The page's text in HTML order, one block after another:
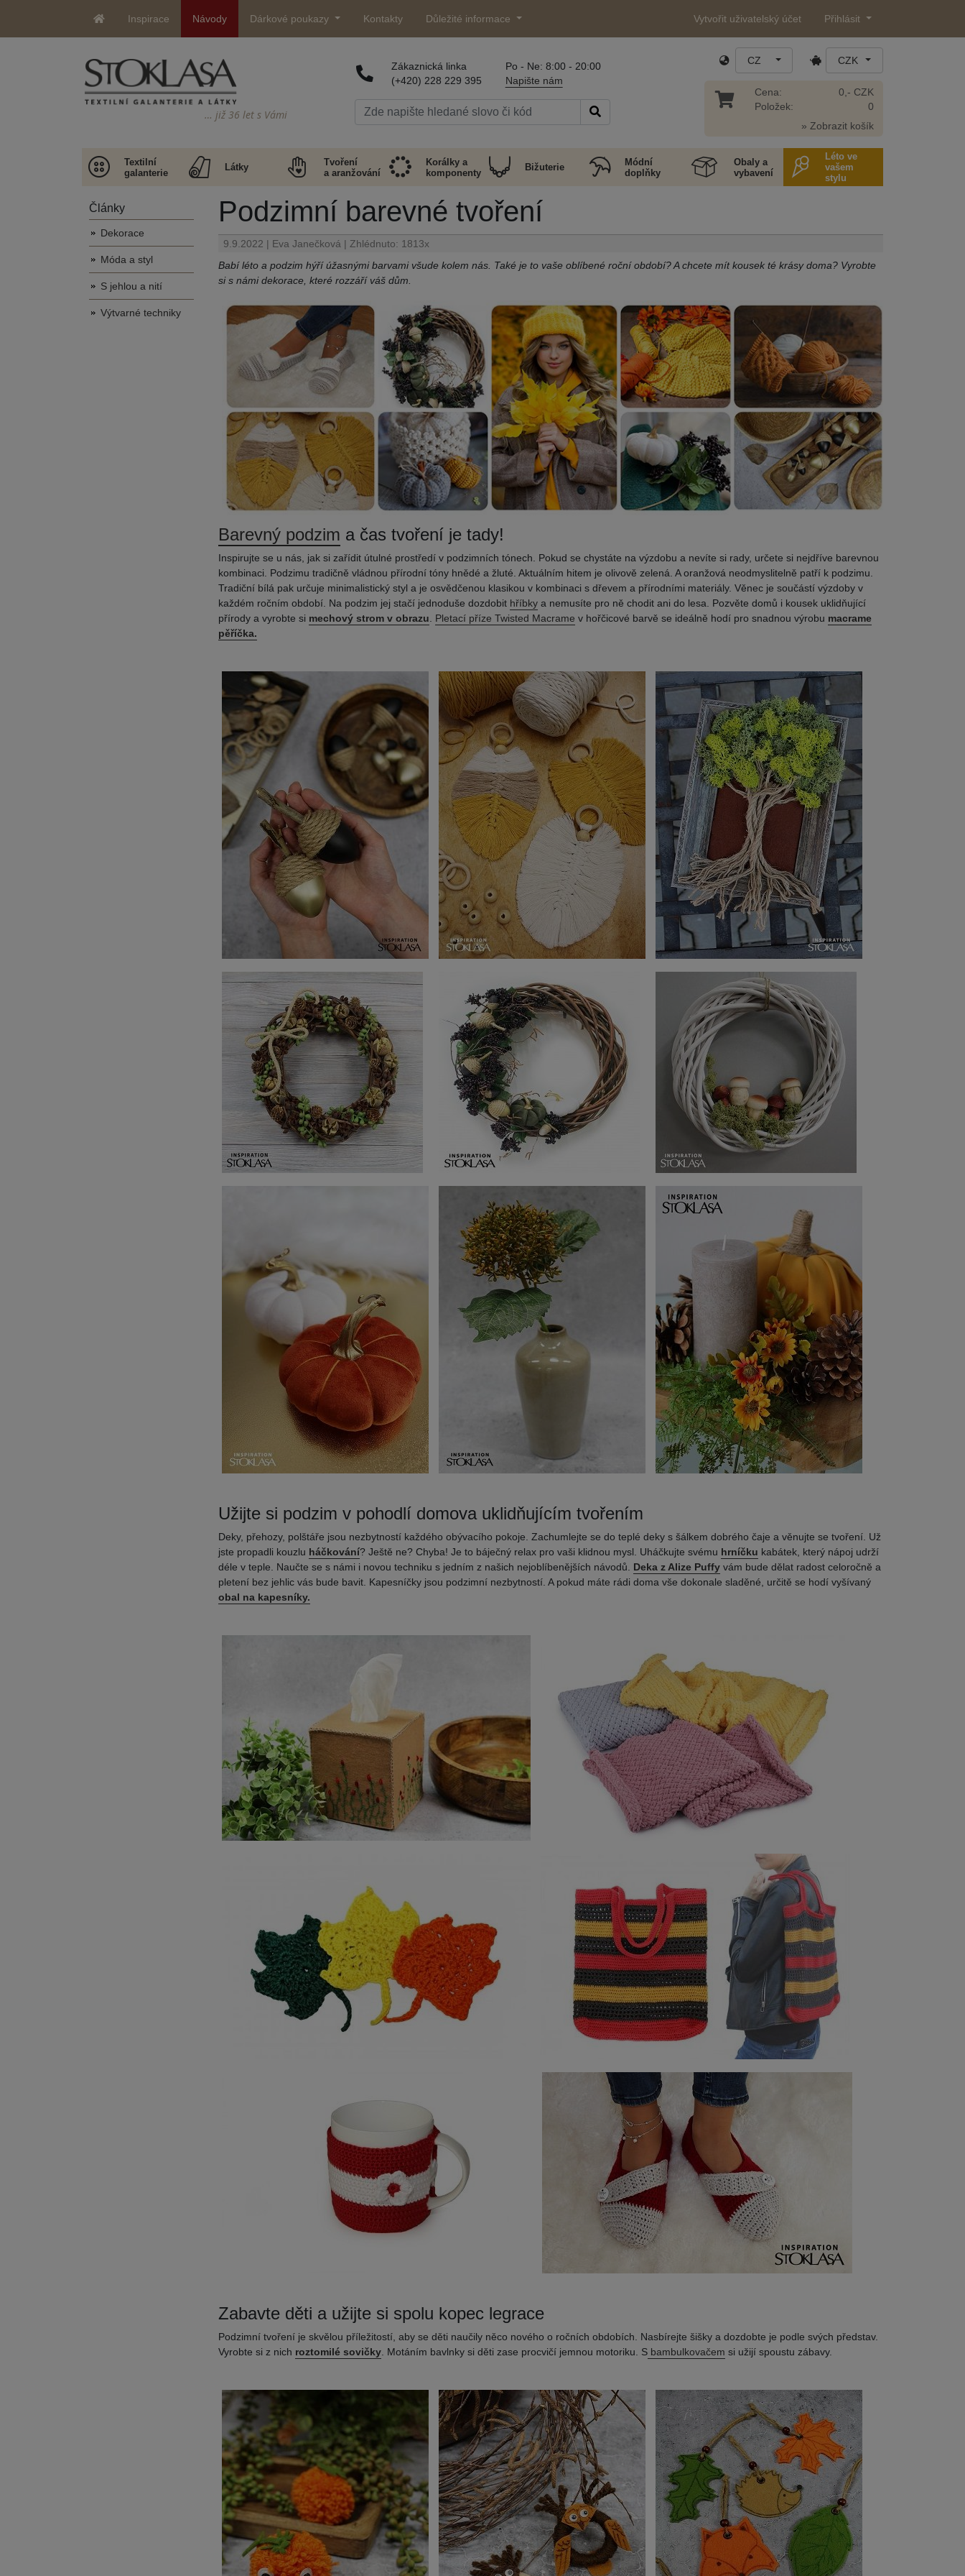
Inspirace Návody Dárkové poukazy Kontakty Důležité informace Vytvořit uživatelský účet Přihlásit
… již 36 let s Vámi
Zákaznická linka
(+420) 228 229 395
Po - Ne: 8:00 - 20:00
Napište nám
CZ CZK
Cena:
Položek:
0,- CZK
0
» Zobrazit košík
Textilní
galanterie
Látky
Tvoření
a aranžování
Korálky a
komponenty
Bižuterie
Módní
doplňky
Obaly a
vybavení
Léto ve
vašem
stylu
Články
Dekorace
Móda a styl
S jehlou a nití
Výtvarné techniky
Podzimní barevné tvoření
9.9.2022 | Eva Janečková | Zhlédnuto: 1813x
Babí léto a podzim hýří úžasnými barvami všude kolem nás. Také je to vaše oblíbené roční období? A chcete mít kousek té krásy doma? Vyrobte
si s námi dekorace, které rozzáří váš dům.
Barevný podzim a čas tvoření je tady!
Inspirujte se u nás, jak si zařídit útulné prostředí v podzimních tónech. Pokud se chystáte na výzdobu a nevíte si rady, určete si nejdříve barevnou
kombinaci. Podzimu tradičně vládnou přírodní tóny hnědé a žluté. Aktuálním hitem je olivově zelená. A oranžová neodmyslitelně patří k podzimu.
Tradiční bílá pak určuje minimalistický styl a je osvědčenou klasikou v kombinaci s dřevem a přírodními materiály. Věnec je součástí výzdoby v
každém ročním období. Na podzim jej stačí jednoduše dozdobit hříbky a nemusíte pro ně chodit ani do lesa. Pozvěte domů i kousek uklidňující
přírody a vyrobte si mechový strom v obrazu Pletací příze Twisted Macrame v hořčicové barvě se ideálně hodí pro snadnou výrobu macrame
pěříčka.
Užijte si podzim v pohodlí domova uklidňujícím tvořením
Deky, přehozy, polštáře jsou nezbytností každého obývacího pokoje. Zachumlejte se do teplé deky s šálkem dobrého čaje a věnujte se tvoření. Už
jste propadli kouzlu háčkování? Ještě ne? Chyba! Je to báječný relax pro vaši klidnou mysl. Uháčkujte svému hrníčku kabátek, který nápoj udrží
déle v teple. Naučte se s námi i novou techniku s jedním z našich nejoblíbenějších návodů. Deka z Alize Puffy vám bude dělat radost celoročně a
pletení bez jehlic vás bude bavit. Kapesníčky jsou podzimní nezbytností. A pokud máte rádi doma vše dokonale sladěné, určitě se hodí vyšívaný
obal na kapesníky.
Zabavte děti a užijte si spolu kopec legrace
Podzimní tvoření je skvělou příležitostí, aby se děti naučily něco nového o ročních obdobích. Nasbírejte šišky a dozdobte je podle svých představ.
Vyrobte si z nich roztomilé sovičky . Motáním bavlnky si děti zase procvičí jemnou motoriku. S bambulkovačem si užijí spoustu zábavy.